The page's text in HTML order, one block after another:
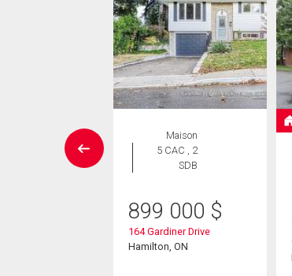
Maison
5 CAC , 2
SDB
899 000 $
164 Gardiner Drive
Hamilton, ON